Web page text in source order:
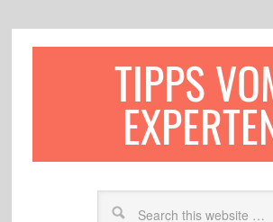
TIPPS